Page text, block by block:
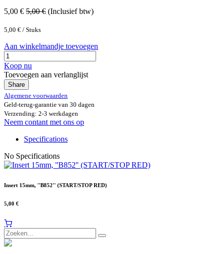
5,00 € 5,00€ (Inclusief btw)
5,00 € / Stuks
Aan winkelmandje toevoegen
Koop nu
Toevoegen aan verlanglijst
Share
Algemene voorwaarden
Geld-terug-garantie van 30 dagen
Verzending: 2-3 werkdagen
Neem contant met ons op
Specifications
No Specifications
Insert 15mm, ''B852'' (START/STOP RED)
5,00 €